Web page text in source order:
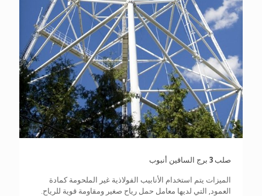
صلب 3 برج الساقين أنبوب
الميزات يتم استخدام الأنابيب الفولاذية غير الملحومة كمادة
العمود, التي لديها معامل حمل رياح صغير ومقاومة قوية للرياح.